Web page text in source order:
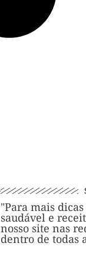
"Para mais
saudável e
nosso site nas
dentro de todas